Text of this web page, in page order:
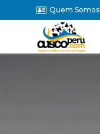
Quem Somos